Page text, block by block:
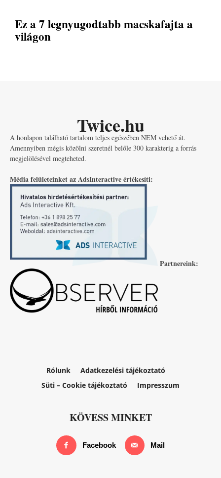
Ez a 7 legnyugodtabb macskafajta a
világon
Twice.hu
A honlapon található tartalom teljes egészében NEM vehető át.
Amennyiben mégis közölni szeretnél belőle 300 karakterig a forrás
megjelölésével megteheted.
Média felületeinket az AdsInteractive értékesíti:
Partnereink:
Rólunk
Adatkezelési tájékoztató
Süti – Cookie tájékoztató
Impresszum
KÖVESS MINKET
Facebook Mail